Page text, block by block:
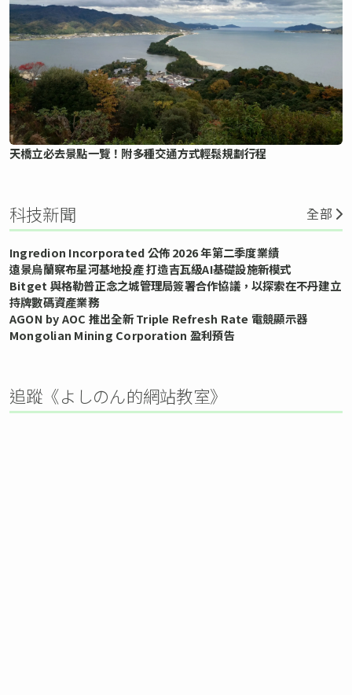
天橋立必去景點一覽！附多種交通方式輕鬆規劃行程
科技新聞 全部
Ingredion Incorporated 公佈 2026 年第二季度業績
遠景烏蘭察布星河基地投產 打造吉瓦級AI基礎設施新模式
Bitget 與格勒普正念之城管理局簽署合作協議，以探索在不丹建立
持牌數碼資產業務
AGON by AOC 推出全新 Triple Refresh Rate 電競顯示器
Mongolian Mining Corporation 盈利預告
追蹤《よしのん的網站教室》